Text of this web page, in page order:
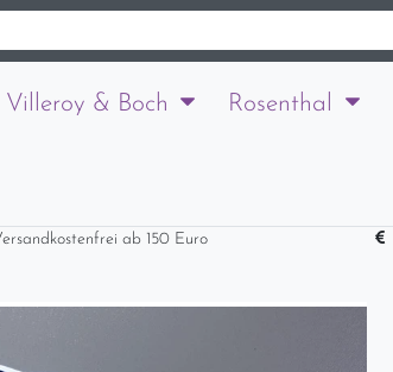
Villeroy & Boch Rosenthal
ab 150 Euro